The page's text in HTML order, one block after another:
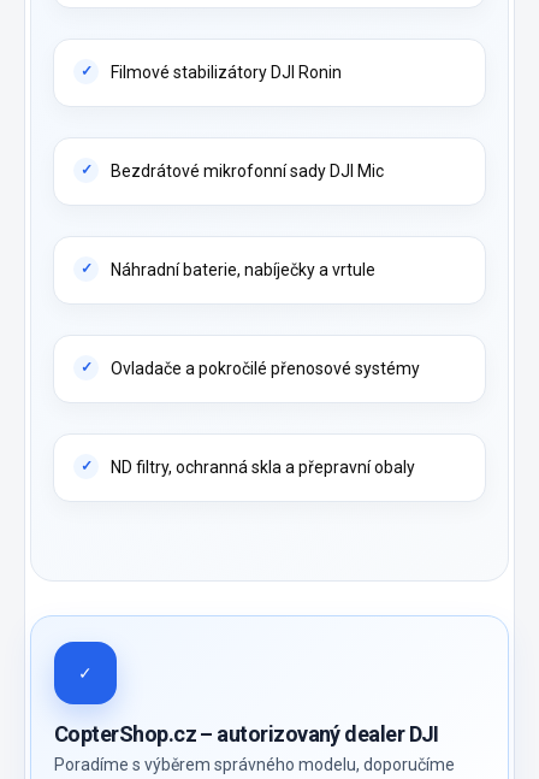
Filmové stabilizátory DJI Ronin
Bezdrátové mikrofonní sady DJI Mic
Náhradní baterie, nabíječky a vrtule
Ovladače a pokročilé přenosové systémy
ND filtry, ochranná skla a přepravní obaly
✓
CopterShop.cz – autorizovaný dealer DJI
Poradíme s výběrem správného modelu, doporučíme